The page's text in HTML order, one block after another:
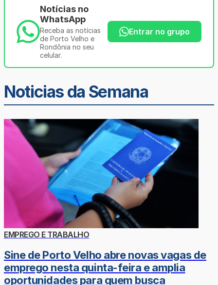
Notícias no
WhatsApp
Receba as notícias
de Porto Velho e
Rondônia no seu
celular.
Entrar no grupo
Noticias da Semana
EMPREGO E TRABALHO
Sine de Porto Velho abre novas vagas de
emprego nesta quinta-feira e amplia
oportunidades para quem busca